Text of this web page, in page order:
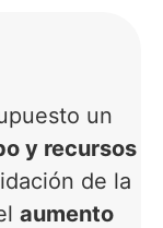
un
y recursos
de la
aumento